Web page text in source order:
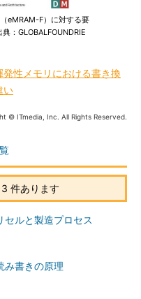
eMRAM-F）に対する要
：GLOBALFOUNDRIE
性メモリにおける書き換
い
© ITmedia, Inc. All Rights Reserved.
件あります
セルと製造プロセス
み書きの原理